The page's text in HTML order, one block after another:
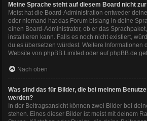
Meine Sprache steht auf diesem Board nicht
Meist hat die Board-Administration entweder
oder niemand hat das Forum bislang in deine
einen Board-Administrator, ob er das
installieren kann. Falls es noch nicht existiert,
du es übersetzen würdest. Weitere Informationen
Website von phpBB Limited oder auf phpBB.de
Nach oben
Was sind das für Bilder, die bei meinem
werden?
In der Beitragsansicht können zwei Bilder bei
stehen. Eines dieser Bilder ist meist mit deinem